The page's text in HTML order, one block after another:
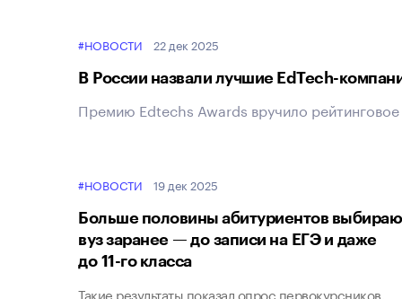
#НОВОСТИ 22 дек 2025
В России назвали лучшие EdTech-
Премию Edtechs Awards вручило
#НОВОСТИ 19 дек 2025
Больше половины абитуриентов
вуз заранее — до записи на ЕГЭ и даже
до 11-го класса
Такие результаты показал опрос первокурсников,